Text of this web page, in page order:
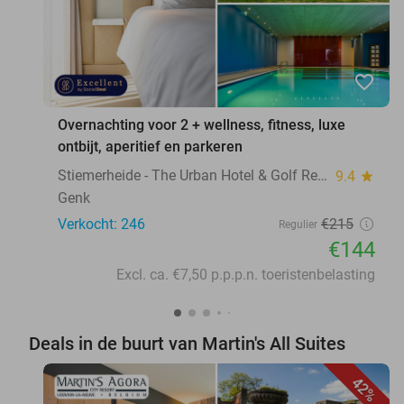
favorite_border
Overnachting voor 2 + wellness, fitness, luxe
ontbijt, aperitief en parkeren
Stiemerheide - The Urban Hotel & Golf Retreat 4 * Superior 9.4 star
Genk
Verkocht: 246
Regulier €215
€144
Excl. ca. €7,50 p.p.p.n. toeristenbelasting
Deals in de buurt van Martin's All Suites
42%